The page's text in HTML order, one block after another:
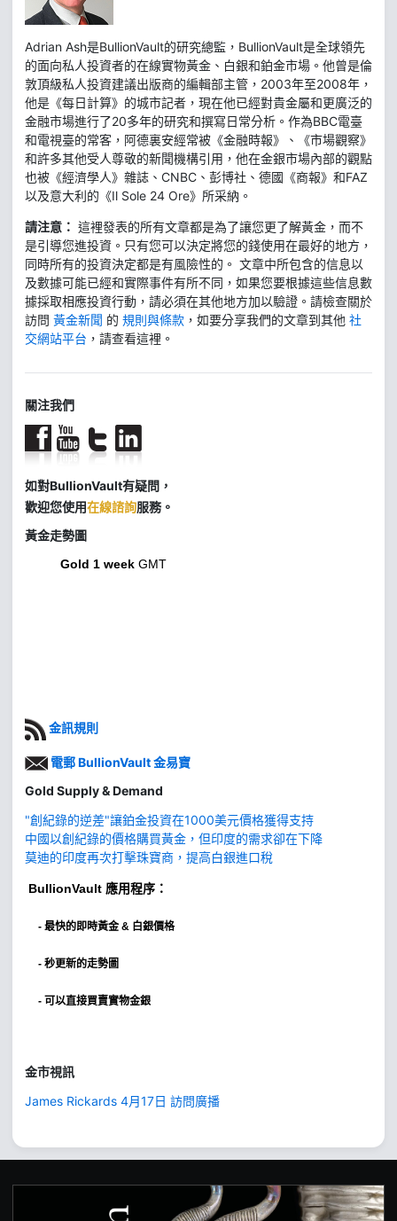
Adrian Ash是BullionVault的研究總監，BullionVault是全球領先
的面向私人投資者的在線實物黃金、白銀和鉑金市場。他曾是倫
敦頂級私人投資建議出版商的編輯部主管，2003年至2008年，
他是《每日計算》的城市記者，現在他已經對貴金屬和更廣泛的
金融市場進行了20多年的研究和撰寫日常分析。作為BBC電臺
和電視臺的常客，阿德裏安經常被《金融時報》、《市場觀察》
和許多其他受人尊敬的新聞機構引用，他在金銀市場內部的觀點
也被《經濟學人》雜誌、CNBC、彭博社、德國《商報》和FAZ
以及意大利的《Il Sole 24 Ore》所采納。
請注意： 這裡發表的所有文章都是為了讓您更了解黃金，而不
是引導您進投資。只有您可以決定將您的錢使用在最好的地方，
同時所有的投資決定都是有風險性的。 文章中所包含的信息以
及數據可能已經和實際事件有所不同，如果您要根據這些信息數
據採取相應投資行動，請必須在其他地方加以驗證。請檢查關於
訪問 黃金新聞 的 規則與條款 ，如要分享我們的文章到其他 社
交網站平台 ，請查看這裡。
關注我們
如對BullionVault有疑問，
歡迎您使用在線諮詢服務。
黃金走勢圖
Gold 1 week GMT
金訊規則
電郵 BullionVault 金易寶
Gold Supply & Demand
"創紀錄的逆差"讓鉑金投資在1000美元價格獲得支持
中國以創紀錄的價格購買黃金，但印度的需求卻在下降
莫迪的印度再次打擊珠寶商，提高白銀進口稅
BullionVault 應用程序：
- 最快的即時黃金 & 白銀價格
- 秒更新的走勢圖
- 可以直接買賣實物金銀
金市視訊
James Rickards 4月17日 訪問廣播